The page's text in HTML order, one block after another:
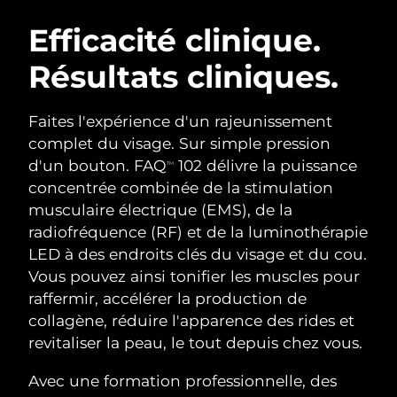
Efficacité clinique.
Résultats cliniques.
Faites l'expérience d'un rajeunissement
complet du visage. Sur simple pression
d'un bouton. FAQTM
102 délivre la puissance
concentrée combinée de la stimulation
musculaire électrique (EMS), de la
radiofréquence (RF) et de la luminothérapie
LED à des endroits clés du visage et du cou.
Vous pouvez ainsi tonifier les muscles pour
raffermir, accélérer la production de
collagène, réduire l'apparence des rides et
revitaliser la peau, le tout depuis chez vous.
Avec une formation professionnelle, des
LUNA™ 4 coffret
Anti-aging massage
LUNA™ 4 Plus
Massage, LED heating
LUNA™ 4 Men
For men, anti-aging massage
BEAR™ 2 coffret
Microcurrent toning
BEAR™ 2 go
Microcurrent toning on-the-go
BEAR™ 2 eyes & lips
Microcurrent line smoothing device
Hydratation
UFO™ 3 coffret
Deep facial hydration
UFO™ 3 LED
Near-infrared and red light therapy
Soin bucco-dentaire
issa™ 4
Hybrid silicone sonic toothbrush
issa™ 4 plus
Smart hybrid silicone sonic toothbrush
FAQ™ TRAITEMENT ANTI-ÂGE
NEW
Autriche Livraison estimée
Bahreïn Livraison estimée8/11/26
Belgique
Bermudes Livraison estimée 8/16/26
Bosnie-Herzégovine Livraison estimée 8/13/26
Brunei Livraison estimée8/15/26
Bulgarie Livraison estimée8/10/26
Canada Livraison estimée8/14/26